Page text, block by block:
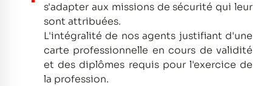
s'adapter aux missions de sécurité qui leur
sont attribuées.
L'intégralité de nos agents justifiant d'une
carte professionnelle en cours de validité
et des diplômes requis pour l'exercice de
la profession.